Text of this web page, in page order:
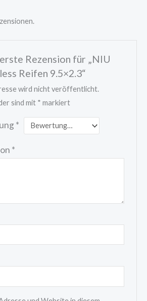
Rezension für „NIU
Reifen 9.5×2.3“
wird nicht veröffentlicht.
sind mit * markiert
*
*